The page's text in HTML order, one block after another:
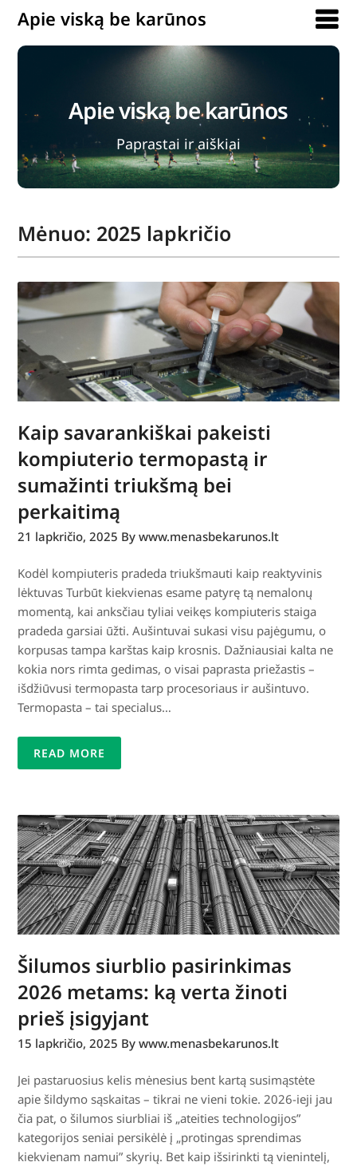
Apie viską be karūnos
Apie viską be karūnos
Paprastai ir aiškiai
Mėnuo: 2025 lapkričio
Kaip savarankiškai pakeisti
kompiuterio termopastą ir
sumažinti triukšmą bei
perkaitimą
21 lapkričio, 2025 By www.menasbekarunos.lt
Kodėl kompiuteris pradeda triukšmauti kaip reaktyvinis
lėktuvas Turbūt kiekvienas esame patyrę tą nemalonų
momentą, kai anksčiau tyliai veikęs kompiuteris staiga
pradeda garsiai ūžti. Aušintuvai sukasi visu pajėgumu, o
korpusas tampa karštas kaip krosnis. Dažniausiai kalta ne
kokia nors rimta gedimas, o visai paprasta priežastis –
išdžiūvusi termopasta tarp procesoriaus ir aušintuvo.
Termopasta – tai specialus…
READ MORE
Šilumos siurblio pasirinkimas
2026 metams: ką verta žinoti
prieš įsigyjant
15 lapkričio, 2025 By www.menasbekarunos.lt
Jei pastaruosius kelis mėnesius bent kartą susimąstėte
apie šildymo sąskaitas – tikrai ne vieni tokie. 2026-ieji jau
čia pat, o šilumos siurbliai iš „ateities technologijos”
kategorijos seniai persikėlė į „protingas sprendimas
kiekvienam namui” skyrių. Bet kaip išsirinkti tą vienintelį,